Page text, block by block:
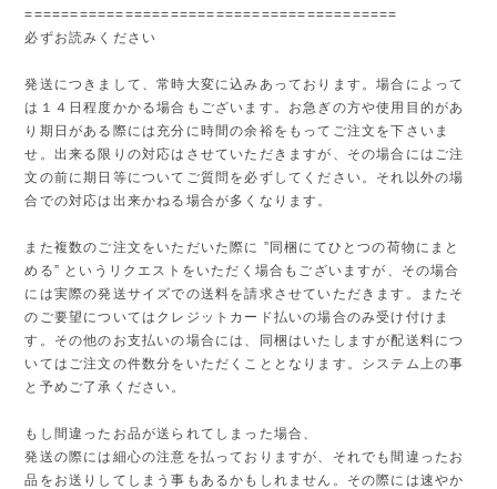
=========================================
必ずお読みください
発送につきまして、常時大変に込みあっております。場合によって
は１４日程度かかる場合もございます。お急ぎの方や使用目的があ
り期日がある際には充分に時間の余裕をもってご注文を下さいま
せ。出来る限りの対応はさせていただきますが、その場合にはご注
文の前に期日等についてご質問を必ずしてください。それ以外の場
合での対応は出来かねる場合が多くなります。
また複数のご注文をいただいた際に ”同梱にてひとつの荷物にまと
める” というリクエストをいただく場合もございますが、その場合
には実際の発送サイズでの送料を請求させていただきます。またそ
のご要望についてはクレジットカード払いの場合のみ受け付けま
す。その他のお支払いの場合には、同梱はいたしますが配送料につ
いてはご注文の件数分をいただくこととなります。システム上の事
と予めご了承ください。
もし間違ったお品が送られてしまった場合、
発送の際には細心の注意を払っておりますが、それでも間違ったお
品をお送りしてしまう事もあるかもしれません。その際には速やか